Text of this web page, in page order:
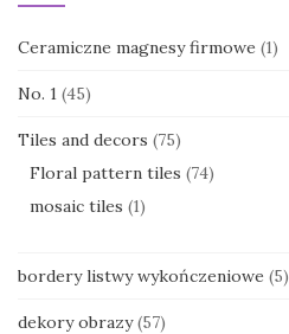
Ceramiczne magnesy firmowe (1)
No. 1 (45)
Tiles and decors (75)
Floral pattern tiles (74)
mosaic tiles (1)
bordery listwy wykończeniowe (5)
dekory obrazy (57)